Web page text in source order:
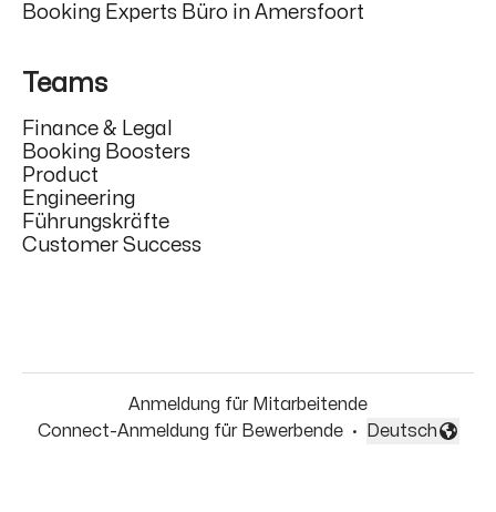
Booking Experts Büro in Amersfoort
Teams
Finance & Legal
Booking Boosters
Product
Engineering
Führungskräfte
Customer Success
Anmeldung für Mitarbeitende
Connect-Anmeldung für Bewerbende ·
Sprache ändern
Deutsch